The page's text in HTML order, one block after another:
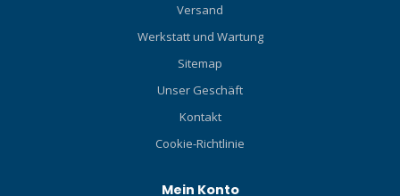
Versand
Werkstatt und Wartung
Sitemap
Unser Geschäft
Kontakt
Cookie-Richtlinie
Mein Konto